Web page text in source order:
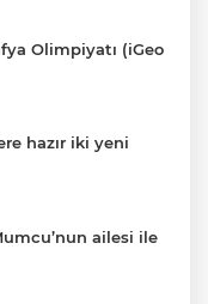
Olimpiyatı (iGeo
hazır iki yeni
ailesi ile